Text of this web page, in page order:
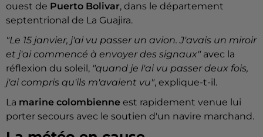
ouest de Puerto Bolivar, dans le département
septentrional de La Guajira.
"Le 15 janvier, j'ai vu passer un avion. J'avais un miroir
et j'ai commencé à envoyer des signaux" avec la
réflexion du soleil, "quand je l'ai vu passer deux fois,
j'ai compris qu'ils m'avaient vu", explique-t-il.
La marine colombienne est rapidement venue lui
porter secours avec le soutien d'un navire marchand.